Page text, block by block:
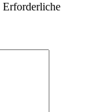
Erforderliche